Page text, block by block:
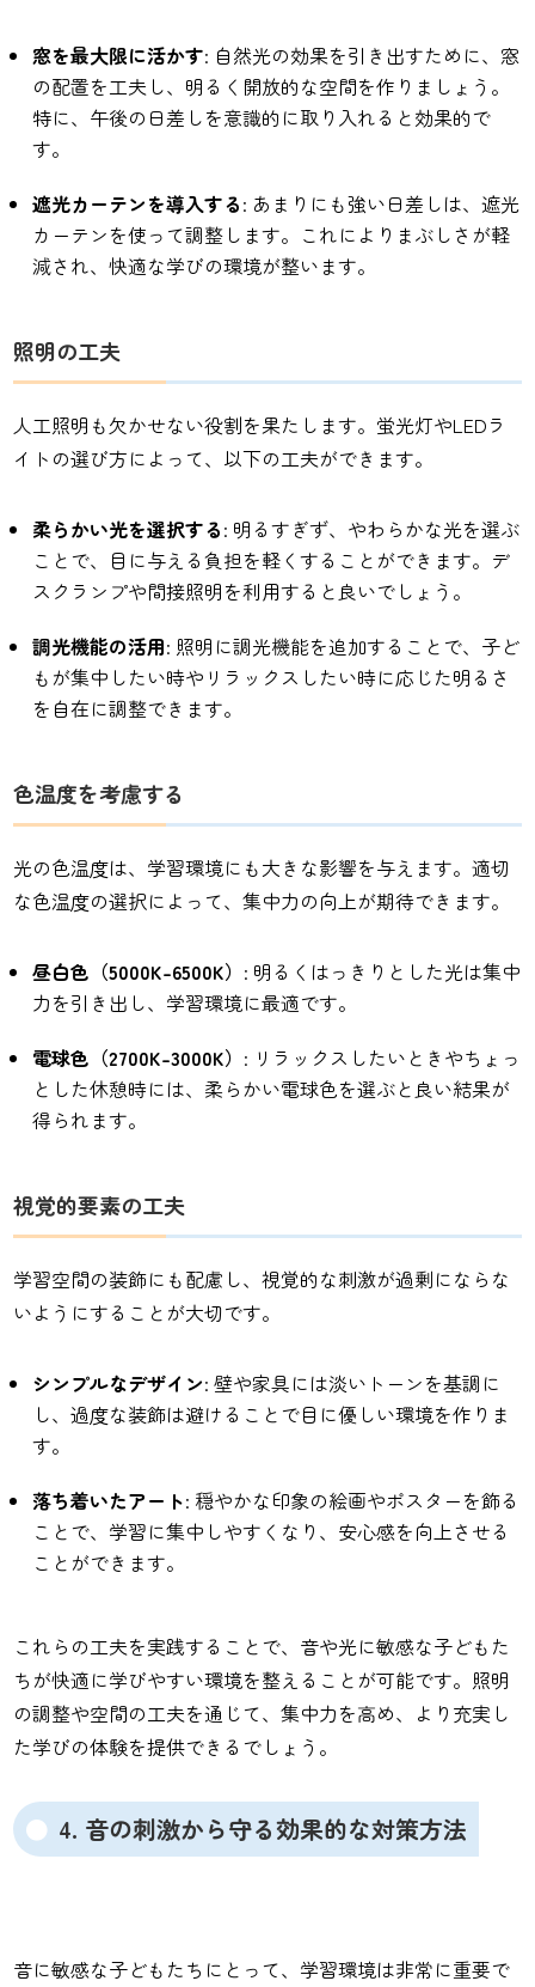
窓を最大限に活かす: 自然光の効果を引き出すために、窓
の配置を工夫し、明るく開放的な空間を作りましょう。
特に、午後の日差しを意識的に取り入れると効果的で
す。
遮光カーテンを導入する: あまりにも強い日差しは、遮光
カーテンを使って調整します。これによりまぶしさが軽
減され、快適な学びの環境が整います。
照明の工夫
人工照明も欠かせない役割を果たします。蛍光灯やLEDラ
イトの選び方によって、以下の工夫ができます。
柔らかい光を選択する: 明るすぎず、やわらかな光を選ぶ
ことで、目に与える負担を軽くすることができます。デ
スクランプや間接照明を利用すると良いでしょう。
調光機能の活用: 照明に調光機能を追加することで、子ど
もが集中したい時やリラックスしたい時に応じた明るさ
を自在に調整できます。
色温度を考慮する
光の色温度は、学習環境にも大きな影響を与えます。適切
な色温度の選択によって、集中力の向上が期待できます。
昼白色（5000K-6500K） : 明るくはっきりとした光は集中
力を引き出し、学習環境に最適です。
電球色（2700K-3000K） : リラックスしたいときやちょっ
とした休憩時には、柔らかい電球色を選ぶと良い結果が
得られます。
視覚的要素の工夫
学習空間の装飾にも配慮し、視覚的な刺激が過剰にならな
いようにすることが大切です。
シンプルなデザイン: 壁や家具には淡いトーンを基調に
し、過度な装飾は避けることで目に優しい環境を作りま
す。
落ち着いたアート: 穏やかな印象の絵画やポスターを飾る
ことで、学習に集中しやすくなり、安心感を向上させる
ことができます。
これらの工夫を実践することで、音や光に敏感な子どもた
ちが快適に学びやすい環境を整えることが可能です。照明
の調整や空間の工夫を通じて、集中力を高め、より充実し
た学びの体験を提供できるでしょう。
4. 音の刺激から守る効果的な対策方法
音に敏感な子どもたちにとって、学習環境は非常に重要で